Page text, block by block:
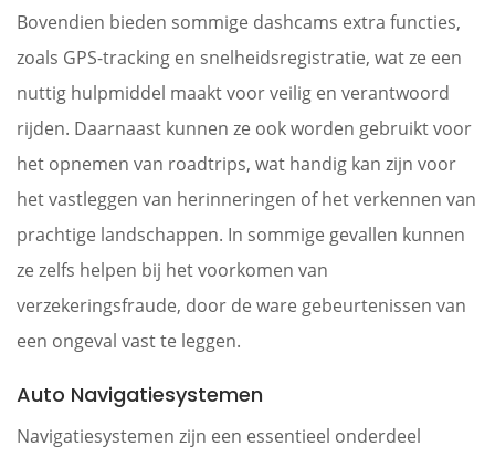
Bovendien bieden sommige dashcams extra functies,
zoals GPS-tracking en snelheidsregistratie, wat ze een
nuttig hulpmiddel maakt voor veilig en verantwoord
rijden. Daarnaast kunnen ze ook worden gebruikt voor
het opnemen van roadtrips, wat handig kan zijn voor
het vastleggen van herinneringen of het verkennen van
prachtige landschappen. In sommige gevallen kunnen
ze zelfs helpen bij het voorkomen van
verzekeringsfraude, door de ware gebeurtenissen van
een ongeval vast te leggen.
Auto Navigatiesystemen
Navigatiesystemen zijn een essentieel onderdeel